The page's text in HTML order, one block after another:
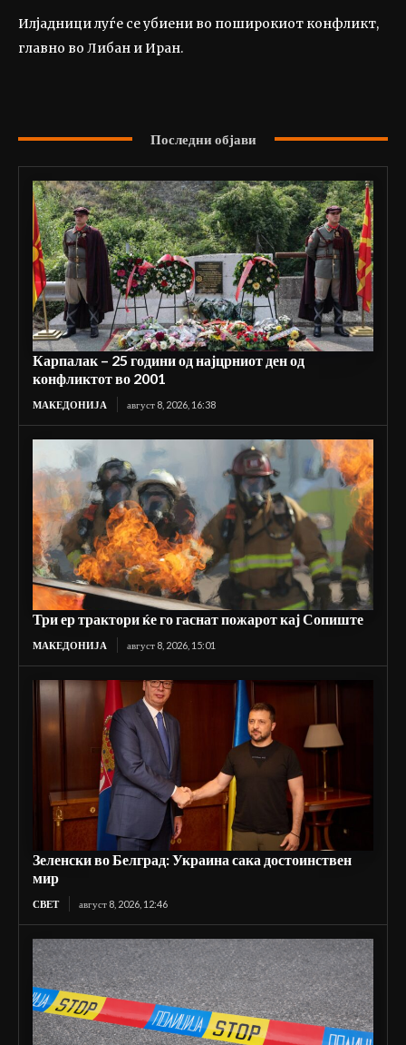
Илјадници луѓе се убиени во поширокиот конфликт,
главно во Либан и Иран.
Последни објави
Карпалак – 25 години од најцрниот ден од
конфликтот во 2001
МАКЕДОНИЈА август 8, 2026, 16:38
Три ер трактори ќе го гаснат пожарот кај Сопиште
МАКЕДОНИЈА август 8, 2026, 15:01
Зеленски во Белград: Украина сака достоинствен
мир
СВЕТ август 8, 2026, 12:46